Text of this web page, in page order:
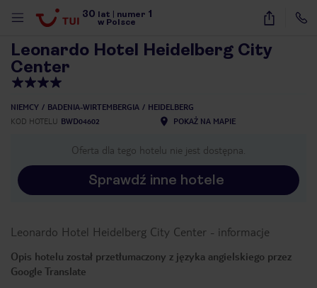
30 lat numer 1
w Polsce
40
Leonardo Hotel Heidelberg City
Center
NIEMCY BADENIA-WIRTEMBERGIA
HEIDELBERG
KOD HOTELU BWD04602 POKAŻ NA MAPIE
Oferta dla tego hotelu nie jest dostępna.
Sprawdź inne hotele
Leonardo Hotel Heidelberg City Center - informacje
Opis hotelu został przetłumaczony z języka angielskiego przez
Google Translate